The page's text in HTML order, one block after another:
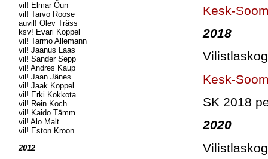
vil! Elmar Õun
vil! Tarvo Roose
auvil! Olev Träss
ksv! Evari Koppel
vil! Tarmo Allemann
vil! Jaanus Laas
vil! Sander Sepp
vil! Andres Kaup
vil! Jaan Jänes
vil! Jaak Koppel
vil! Erki Kokkota
vil! Rein Koch
vil! Kaido Tämm
vil! Alo Malt
vil! Eston Kroon
2012
Kesk-
2018
Kesk-
SK 2018
2020